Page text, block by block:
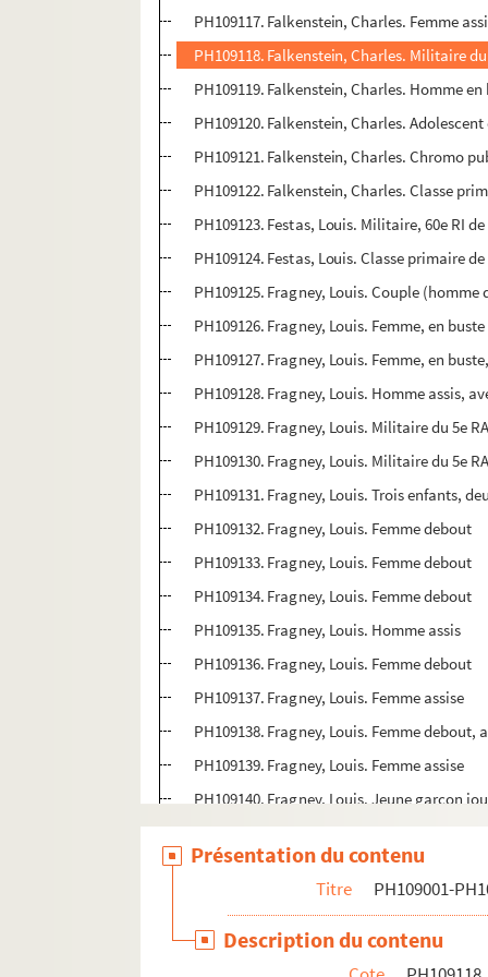
PH109117. Falkenstein, Charles. Femme
PH109118. Falkenstein, Charles. Militaire
PH109119. Falkenstein, Charles. Homme
PH109120. Falkenstein, Charles.
PH109121. Falkenstein, Charles. Chromo
PH109122. Falkenstein, Charles. Classe
PH109123. Festas, Louis. Militaire, 60e RI
PH109124. Festas, Louis. Classe primaire
PH109125. Fragney, Louis. Couple
PH109126. Fragney, Louis. Femme, en buste
PH109127. Fragney, Louis. Femme, en
PH109128. Fragney, Louis. Homme assis,
PH109129. Fragney, Louis. Militaire du 5e
PH109130. Fragney, Louis. Militaire du 5e
PH109131. Fragney, Louis. Trois enfants,
PH109132. Fragney, Louis. Femme debout
PH109133. Fragney, Louis. Femme debout
PH109134. Fragney, Louis. Femme debout
PH109135. Fragney, Louis. Homme assis
PH109136. Fragney, Louis. Femme debout
PH109137. Fragney, Louis. Femme assise
PH109138. Fragney, Louis. Femme debout,
PH109139. Fragney, Louis. Femme assise
PH109140. Fragney, Louis. Jeune garçon
PH109141. Fragney, Louis. Ecclésiastique
PH109142. Galle, C.. Jeune garçon
PH109143. Kraszewki, dit Max. Militaire du
PH109144. Kraszewki, dit Max. Femme,
PH109145. Kraszewki, dit Max. Prêtre
Présentation du contenu
Titre PH109001-
Description du contenu